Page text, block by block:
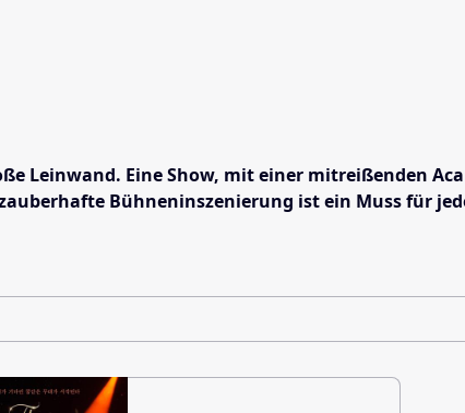
Leinwand. Eine Show, mit einer mitreißenden
Bühneninszenierung ist ein Muss für